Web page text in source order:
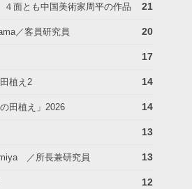
面とも中国美術家周平の作品 21
／客員研究員 20
17
植え2 14
田植え」2026 14
13
／所長兼研究員 13
12